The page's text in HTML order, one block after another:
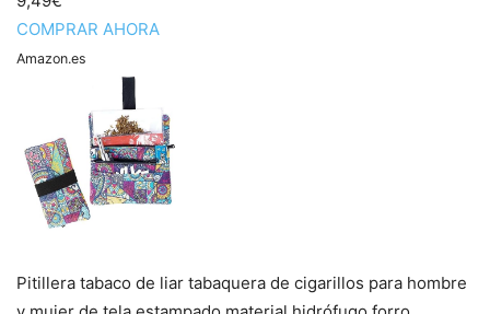
COMPRAR AHORA
Amazon.es
Pitillera tabaco de liar tabaquera de cigarillos para hombre